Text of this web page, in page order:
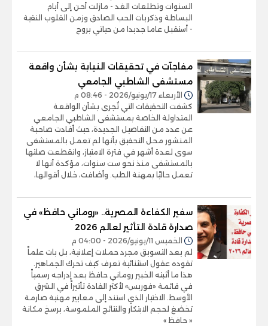
السنوات وتطلعات الغد - مازلت أحن إلى أيام
البساطة وذكريات الحب الصادق وزمن القلوب النقية
- أستقبل عاما جديدا من حياتي بروح
مفاجآت في تحقيقات النيابة بشأن واقعة
مستشفى الشاطبي الجامعي
الأربعاء 17/يونيو/2026 - 08:46 م
كشفت التحقيقات التي تُجرى بشأن الواقعة
المتداولة الخاصة بمستشفى الشاطبي الجامعي
عن عدد من التفاصيل الجديدة، حيث أفادت صاحبة
المنشور محل التحقيق بأنها لم تعمل بالمستشفى
سوى لعدة أشهر في فترة الامتياز، وانقطعت صلتها
بالمستشفى منذ نحو ست سنوات، مؤكدة أنها لا
تعمل حاليًا بمهنة الطب. وأضافت، خلال أقوالها،
سفير الكفاءة المصرية.. «روماني حافظ» في
صدارة قادة التأثير لعالم 2026
الخميس 11/يونيو/2026 - 04:00 م
لم يعد التسويق مجرد حملات إعلانية، بل بات علماً
تقوده عقول استثنائية تعرف كيف تحرك الجماهير.
هذا ما أثبته الخبير روماني حافظ بعد إدراجه رسمياً
في قائمة «فوربس» لأكثر القادة تأثيراً في الشرق
الأوسط. الاختيار الذي استند إلى معايير مهنية صارمة
تخضغ لحجم الابتكار والنتائج الملموسة، يرسخ مكانة
« حافظ »